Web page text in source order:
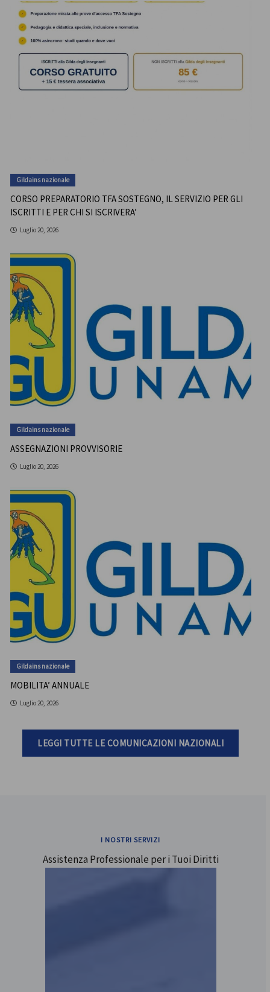
Gildains nazionale
CORSO PREPARATORIO TFA SOSTEGNO, IL SERVIZIO PER GLI
ISCRITTI E PER CHI SI ISCRIVERA’
Luglio 20, 2026
Gildains nazionale
ASSEGNAZIONI PROVVISORIE
Luglio 20, 2026
Gildains nazionale
MOBILITA’ ANNUALE
Luglio 20, 2026
LEGGI TUTTE LE COMUNICAZIONI NAZIONALI
I NOSTRI SERVIZI
Assistenza Professionale per i Tuoi Diritti